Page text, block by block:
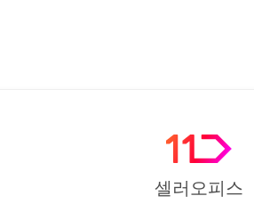
셀러오피스
로그인